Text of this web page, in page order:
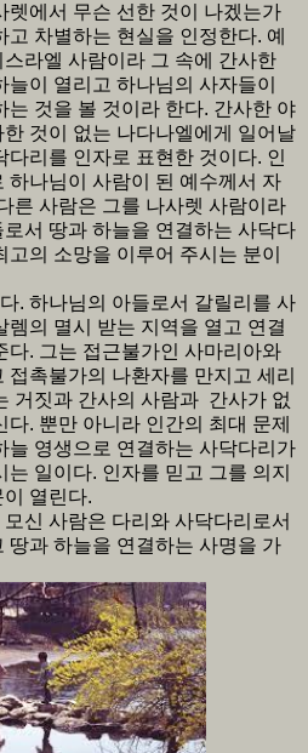
렛에서 무슨 선한 것이 나겠는가
차별하는 현실을 인정한다. 예
라엘 사람이라 그 속에 간사한
이 열리고 하나님의 사자들이
는 것을 볼 것이라 한다. 간사한 야
것이 없는 나다나엘에게 일어날
리를 인자로 표현한 것이다. 인
하나님이 사람이 된 예수께서 자
른 사람은 그를 나사렛 사람이라
서 땅과 하늘을 연결하는 사닥다
의 소망을 이루어 주시는 분이
. 하나님의 아들로서 갈릴리를 사
렘의 멸시 받는 지역을 열고 연결
다. 그는 접근불가인 사마리아와
촉불가의 나환자를 만지고 세리
거짓과 간사의 사람과 간사가 없
. 뿐만 아니라 인간의 최대 문제
늘 영생으로 연결하는 사닥다리가
일이다. 인자를 믿고 그를 의지
열린다.
신 사람은 다리와 사닥다리로서
땅과 하늘을 연결하는 사명을 가